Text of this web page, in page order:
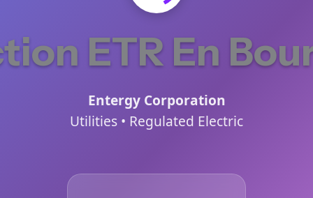
ETR En
Entergy Corporation
Utilities • Regulated Electric